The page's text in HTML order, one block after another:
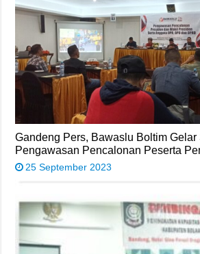
Gandeng Pers, Bawaslu Boltim
Pengawasan Pencalonan Peserta
25 September 2023